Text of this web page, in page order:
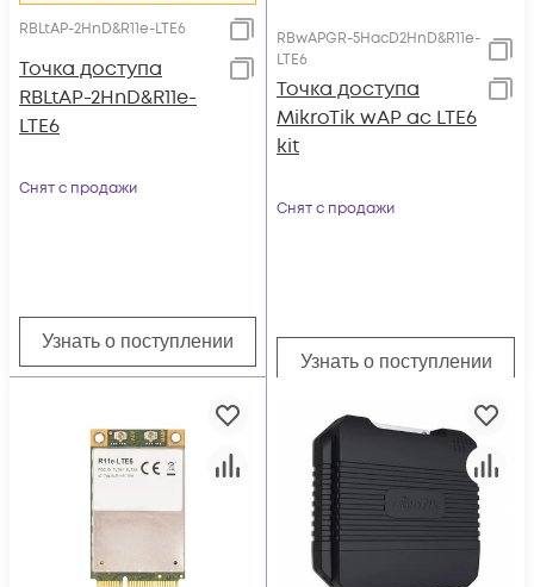
RBLtAP-2HnD&R11e-LTE6
Точка доступа
RBLtAP-2HnD&R11e-
LTE6
Снят с продажи
Узнать о поступлении
RBwAPGR-5HacD2HnD&R11e-
LTE6
Точка доступа
MikroTik wAP ac LTE6
kit
Снят с продажи
Узнать о поступлении